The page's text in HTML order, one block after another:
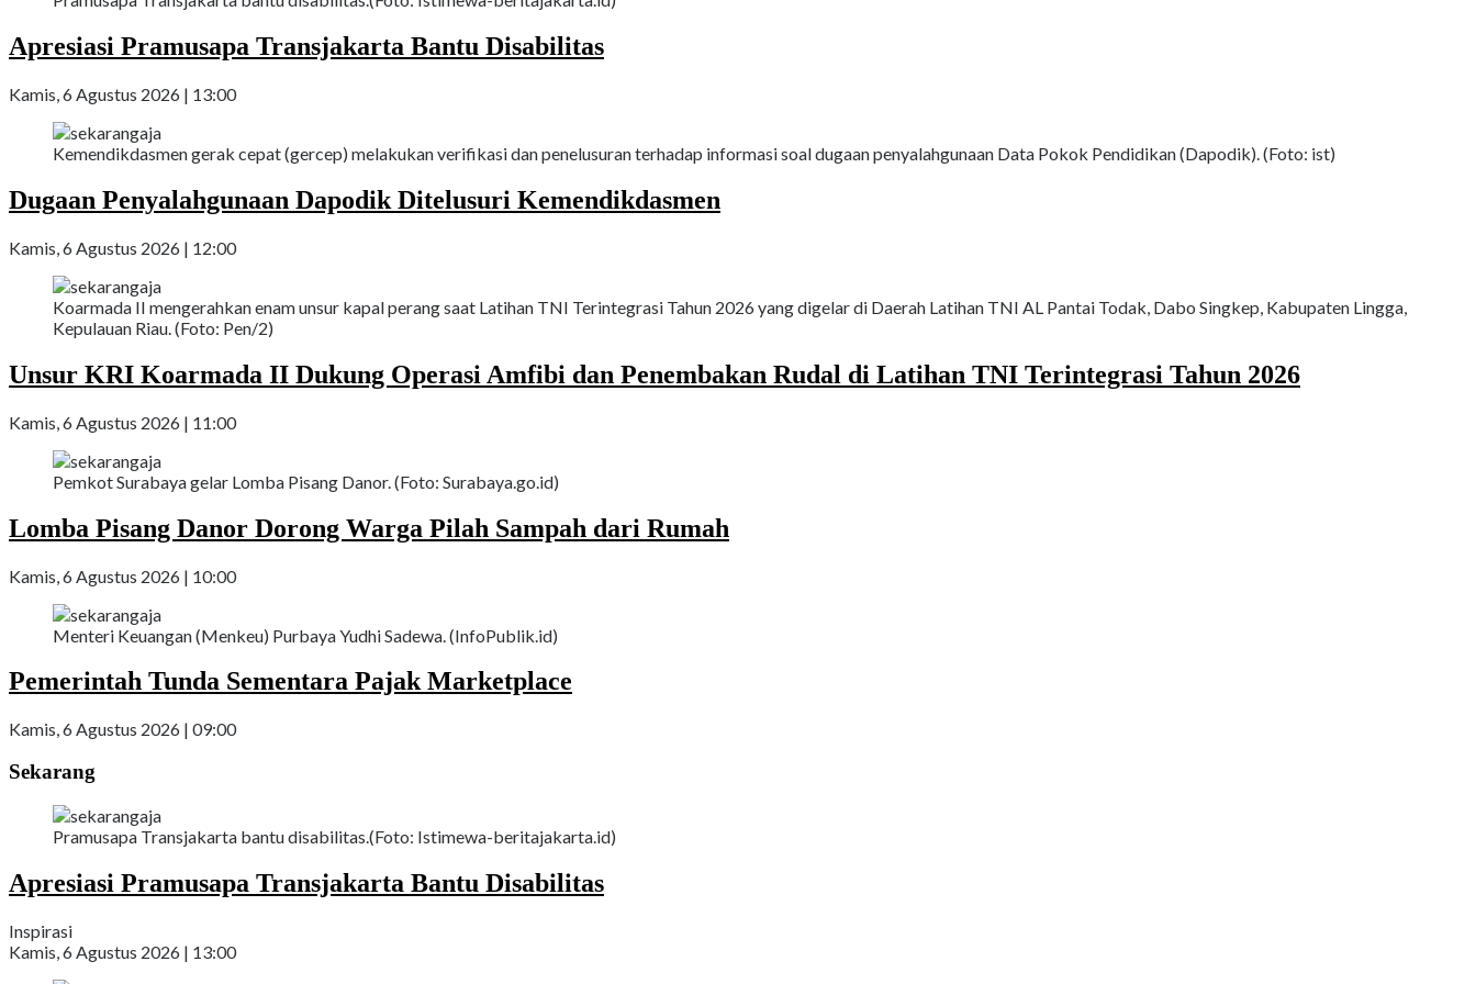
Apresiasi Pramusapa Transjakarta Bantu Disabilitas
Kamis, 6 Agustus 2026 | 13:00
Kemendikdasmen gerak cepat (gercep) melakukan verifikasi dan penelusuran terhadap informasi soal dugaan penyalahgunaan Data Pokok Pendidikan (Dapodik). (Foto: ist)
Dugaan Penyalahgunaan Dapodik Ditelusuri Kemendikdasmen
Kamis, 6 Agustus 2026 | 12:00
Koarmada II mengerahkan enam unsur kapal perang saat Latihan TNI Terintegrasi Tahun 2026 yang digelar di Daerah Latihan TNI AL Pantai Todak, Dabo Singkep, Kabupaten Lingga,
Kepulauan Riau. (Foto: Pen/2)
Unsur KRI Koarmada II Dukung Operasi Amfibi dan Penembakan Rudal di Latihan TNI Terintegrasi Tahun 2026
Kamis, 6 Agustus 2026 | 11:00
Pemkot Surabaya gelar Lomba Pisang Danor. (Foto: Surabaya.go.id)
Lomba Pisang Danor Dorong Warga Pilah Sampah dari Rumah
Kamis, 6 Agustus 2026 | 10:00
Menteri Keuangan (Menkeu) Purbaya Yudhi Sadewa. (InfoPublik.id)
Pemerintah Tunda Sementara Pajak Marketplace
Kamis, 6 Agustus 2026 | 09:00
Sekarang
Pramusapa Transjakarta bantu disabilitas.(Foto: Istimewa-beritajakarta.id)
Apresiasi Pramusapa Transjakarta Bantu Disabilitas
Inspirasi
Kamis, 6 Agustus 2026 | 13:00